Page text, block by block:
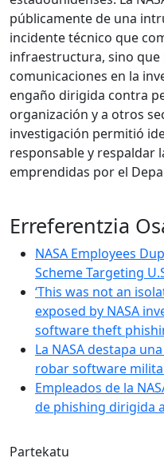
públicamente de una
incidente técnico que
infraestructura, sino que
comunicaciones en la
engaño dirigida contra
organización y a otros
investigación permitió
responsable y respaldar
emprendidas por el
Erreferentzia
NASA Employees
Scheme Targeting
‘This was not an
exposed by NASA
software theft
La NASA destapa
robar software
Empleados de la
de phishing dirigida
Partekatu